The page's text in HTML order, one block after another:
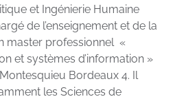
et Ingénierie Humaine
de l’enseignement et de la
master professionnel «
et systèmes d’information »
Bordeaux 4. Il
les Sciences de